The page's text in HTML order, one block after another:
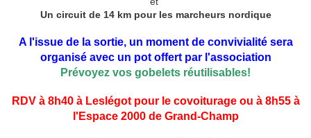
Un circuit de 14 km pour les marcheurs nordique
A l'issue de la sortie, un moment de convivialité sera
organisé avec un pot offert par l'association
Prévoyez vos gobelets réutilisables!
RDV à 8h40 à Leslégot pour le covoiturage ou à 8h55 à
l'Espace 2000 de Grand-Champ